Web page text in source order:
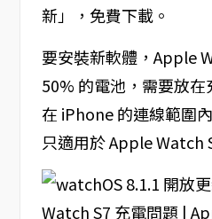
新」，免費下載。
要安裝新軟體，Apple
50% 的電池，需要放
在 iPhone 的連線範圍
只適用於 Apple Watch